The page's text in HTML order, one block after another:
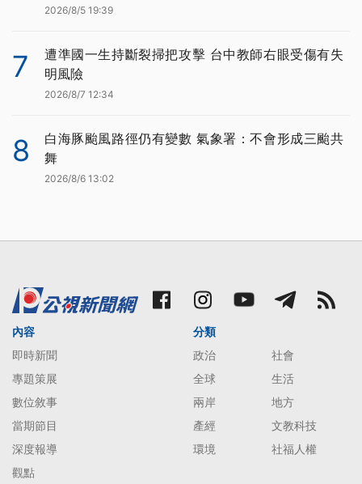
2026/8/5 19:39
7
遭準國一生持斷裂掃把攻擊 台中教師右眼受傷有失
明風險
2026/8/7 12:34
8
白海豚颱風路徑仍有變數 氣象署：不會形成三颱共
舞
2026/8/6 13:02
內容
即時新聞
專題策展
數位敘事
當期節目
深度報導
觀點
分類
政治
社會
全球
生活
兩岸
地方
產經
文教科技
環境
社福人權